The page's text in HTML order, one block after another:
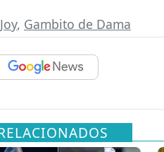
, Gambito de Dama